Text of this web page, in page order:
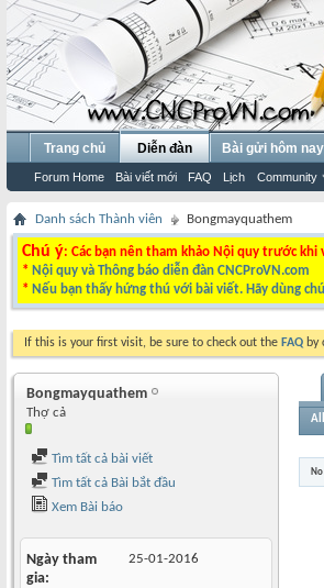
Trang chủ Diễn đàn
Forum Home Bài viết mới FAQ Lịch Community
Bài gửi hôm nay
Danh sách Thành viên Bongmayquathem
Chú ý: Các bạn nên tham khảo Nội quy trước
* Nội quy và Thông báo diễn đàn CNCProVN.com
* Nếu bạn thấy hứng thú với bài viết. Hãy dùng
If this is your first visit, be sure to check out the FAQ by
Bongmayquathem
Thợ cả
Tìm tất cả bài viết
Tìm tất cả Bài bắt đầu
Xem Bài báo
Ngày tham
gia
25-01-2016
All